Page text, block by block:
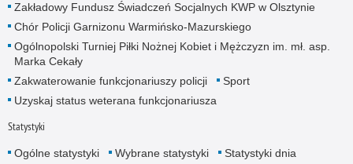
Zakładowy Fundusz Świadczeń Socjalnych KWP w Olsztynie
Chór Policji Garnizonu Warmińsko-Mazurskiego
Ogólnopolski Turniej Piłki Nożnej Kobiet i Mężczyzn im. mł. asp.
Marka Cekały
Zakwaterowanie funkcjonariuszy policji
Sport
Uzyskaj status weterana funkcjonariusza
Statystyki
Ogólne statystyki Wybrane statystyki
Statystyki dnia